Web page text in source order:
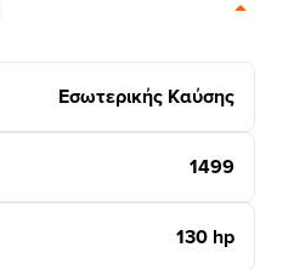
Εσωτερικής Καύσης
1499
130 hp